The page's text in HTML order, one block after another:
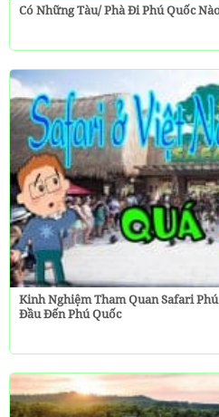
Có Những Tàu/ Phà Đi Phú Quốc
Kinh Nghiệm Tham Quan Safari
Đầu Đến Phú Quốc